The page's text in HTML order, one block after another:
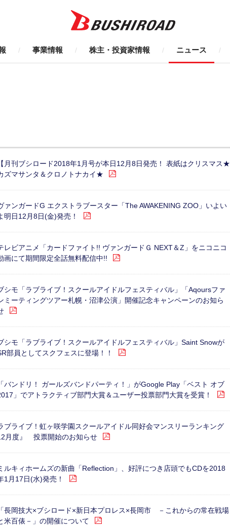
事業情報 株主・投資家情報 ニュース
【月刊ブシロード2018年1月号が本日12月8日発売！ 表紙はクリスマス★
ズマサンタ＆クロノトナカイ★
ァンガードG エクストラブースター「The AWAKENING ZOO」いよい
明日12月8日(金)発売！
レビアニメ「カードファイト!! ヴァンガードＧ NEXT＆Z」をニコニコ
画にて期間限定全話無料配信中!!
シモ「ラブライブ！スクールアイドルフェスティバル」「Aqoursファ
ミーティングツアー札幌・沼津公演」開催記念キャンペーンのお知ら
シモ「ラブライブ！スクールアイドルフェスティバル」Saint Snowが
部員としてスクフェスに登場！！
「バンドリ！ ガールズバンドパーティ！」がGoogle Play「ベスト オブ
」でアトラクティブ部門大賞＆ユーザー投票部門大賞を受賞！
ブライブ！虹ヶ咲学園スクールアイドル同好会マンスリーランキング
月度』 投票開始のお知らせ
ルキィホームズの新曲「Reflection」、好評につき店頭でもCDを2018
1月17日(水)発売！
「長岡技大×ブシロード×新日本プロレス×長岡市 －これからの常在戦場
米百俵－」の開催について